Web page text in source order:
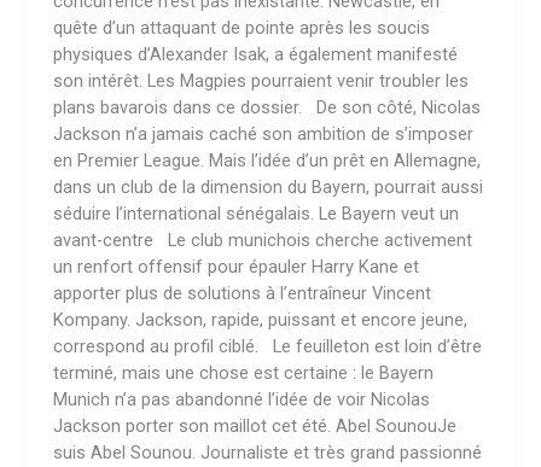
quête d’un attaquant de pointe après les soucis
physiques d’Alexander Isak, a également manifesté
son intérêt. Les Magpies pourraient venir troubler les
plans bavarois dans ce dossier. De son côté, Nicolas
Jackson n’a jamais caché son ambition de s’imposer
en Premier League. Mais l’idée d’un prêt en Allemagne,
dans un club de la dimension du Bayern, pourrait aussi
séduire l’international sénégalais. Le Bayern veut un
avant-centre Le club munichois cherche activement
un renfort offensif pour épauler Harry Kane et
apporter plus de solutions à l’entraîneur Vincent
Kompany. Jackson, rapide, puissant et encore jeune,
correspond au profil ciblé. Le feuilleton est loin d’être
terminé, mais une chose est certaine : le Bayern
Munich n’a pas abandonné l’idée de voir Nicolas
Jackson porter son maillot cet été. Abel SounouJe
suis Abel Sounou. Journaliste et très grand passionné